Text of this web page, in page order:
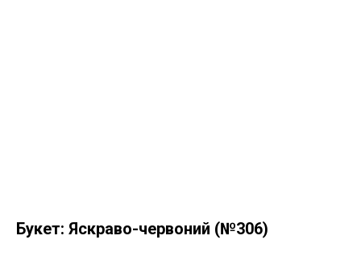
Букет: Яскраво-червоний (№306)